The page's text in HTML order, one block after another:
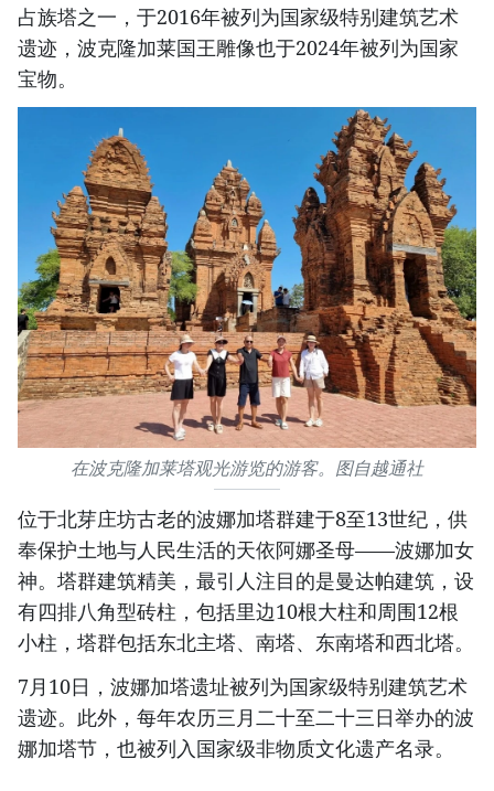
占族塔之一，于2016年被列为国家级特别建筑艺术
遗迹，波克隆加莱国王雕像也于2024年被列为国家
宝物。
在波克隆加莱塔观光游览的游客。图自越通社
位于北芽庄坊古老的波娜加塔群建于8至13世纪，供
奉保护土地与人民生活的天依阿娜圣母——波娜加女
神。塔群建筑精美，最引人注目的是曼达帕建筑，设
有四排八角型砖柱，包括里边10根大柱和周围12根
小柱，塔群包括东北主塔、南塔、东南塔和西北塔。
7月10日，波娜加塔遗址被列为国家级特别建筑艺术
遗迹。此外，每年农历三月二十至二十三日举办的波
娜加塔节，也被列入国家级非物质文化遗产名录。